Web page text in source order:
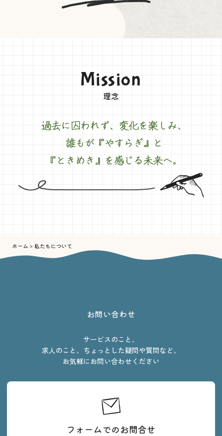
Mission
理念
ホーム >私たちについて
お問い合わせ
サービスのこと、
求人のこと、ちょっとした疑問や質問など、
お気軽にお問い合わせください
フォームでのお問合せ